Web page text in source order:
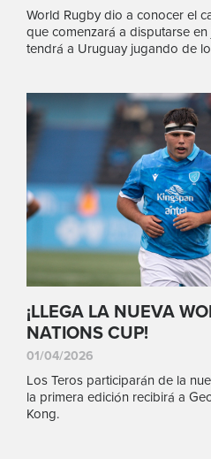
World Rugby dio a conocer el
que comenzará a disputarse
tendrá a Uruguay jugando de
¡LLEGA LA NUEVA
NATIONS CUP!
01/04/2026
Los Teros participarán de la
la primera edición recibirá a
Kong.